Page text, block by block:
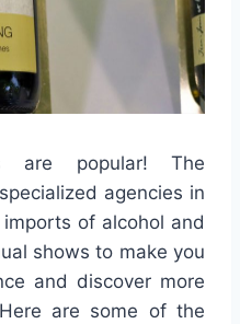
are popular! The
agencies in
of alcohol and
shows to make you
and discover more
are some of the